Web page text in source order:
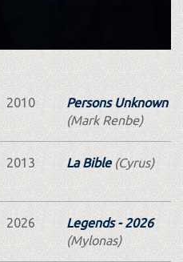
2010
Persons Unknown
(Mark Renbe)
2013 La Bible(Cyrus)
2026
Legends - 2026
(Mylonas)